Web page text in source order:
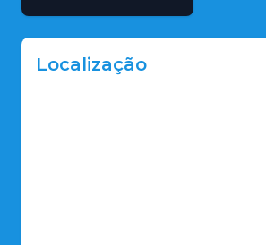
Localização